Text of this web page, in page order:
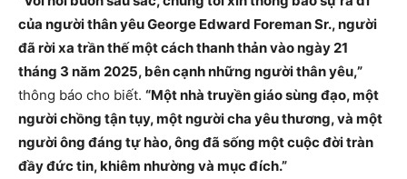
của người thân yêu George Edward Foreman Sr., người
đã rời xa trần thế một cách thanh thản vào ngày 21
tháng 3 năm 2025, bên cạnh những người thân yêu,”
thông báo cho biết. “Một nhà truyền giáo sùng đạo, một
người chồng tận tụy, một người cha yêu thương, và một
người ông đáng tự hào, ông đã sống một cuộc đời tràn
đầy đức tin, khiêm nhường và mục đích.”